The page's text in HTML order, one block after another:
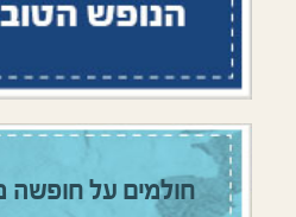
חולמים על חופשה